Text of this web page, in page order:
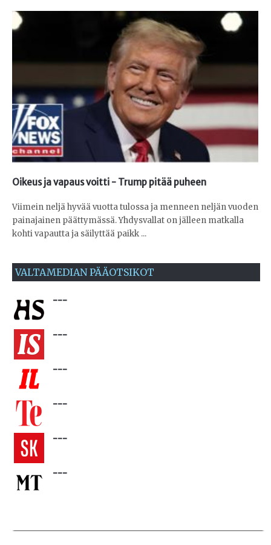
Oikeus ja vapaus voitti - Trump pitää puheen
Viimein neljä hyvää vuotta tulossa ja menneen neljän vuoden
painajainen päättymässä. Yhdysvallat on jälleen matkalla
kohti vapautta ja säilyttää paikk ...
VALTAMEDIAN PÄÄOTSIKOT
---
---
---
---
---
---